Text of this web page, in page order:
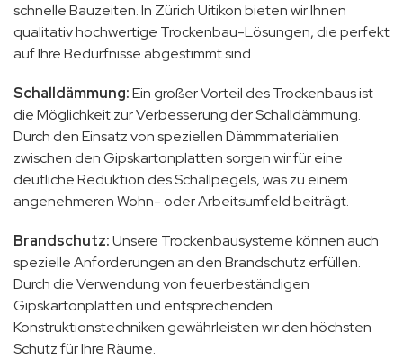
schnelle Bauzeiten. In Zürich Uitikon bieten wir Ihnen
qualitativ hochwertige Trockenbau-Lösungen, die perfekt
auf Ihre Bedürfnisse abgestimmt sind.
Schalldämmung:Ein großer Vorteil des Trockenbaus ist
die Möglichkeit zur Verbesserung der Schalldämmung.
Durch den Einsatz von speziellen Dämmmaterialien
zwischen den Gipskartonplatten sorgen wir für eine
deutliche Reduktion des Schallpegels, was zu einem
angenehmeren Wohn- oder Arbeitsumfeld beiträgt.
Brandschutz:Unsere Trockenbausysteme können auch
spezielle Anforderungen an den Brandschutz erfüllen.
Durch die Verwendung von feuerbeständigen
Gipskartonplatten und entsprechenden
Konstruktionstechniken gewährleisten wir den höchsten
Schutz für Ihre Räume.